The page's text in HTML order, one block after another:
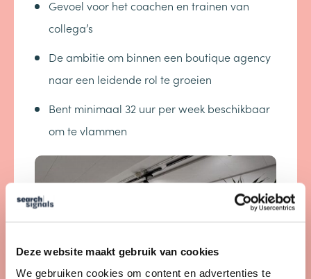
Deze website maakt gebruik van cookies
We gebruiken cookies om content en advertenties te
Gevoel voor het coachen en trainen van
collega’s
De ambitie om binnen een boutique agency
naar een leidende rol te groeien
Bent minimaal 32 uur per week beschikbaar
om te vlammen